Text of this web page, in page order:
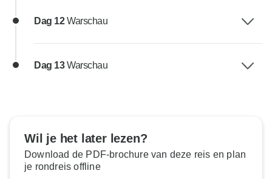
Dag 12Warschau
Dag 13Warschau
Wil je het later lezen?
Download de PDF-brochure van deze reis en plan
je rondreis offline